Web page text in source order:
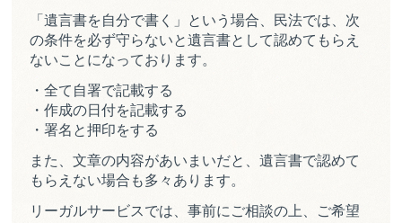
「遺言書を自分で書く」という場合、民法では、次
の条件を必ず守らないと遺言書として認めてもらえ
ないことになっております。
・全て自署で記載する
・作成の日付を記載する
・署名と押印をする
また、文章の内容があいまいだと、遺言書で認めて
もらえない場合も多々あります。
リーガルサービスでは、事前にご相談の上、ご希望